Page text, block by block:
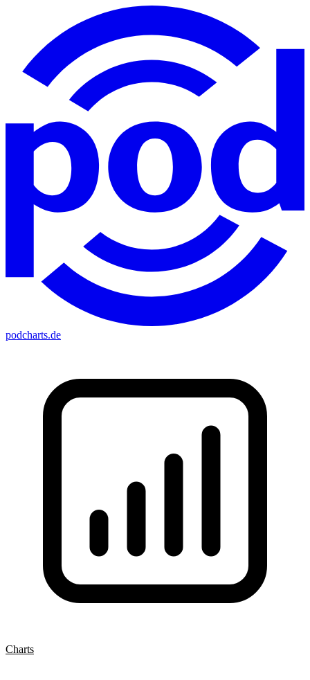
podcharts.de
Charts